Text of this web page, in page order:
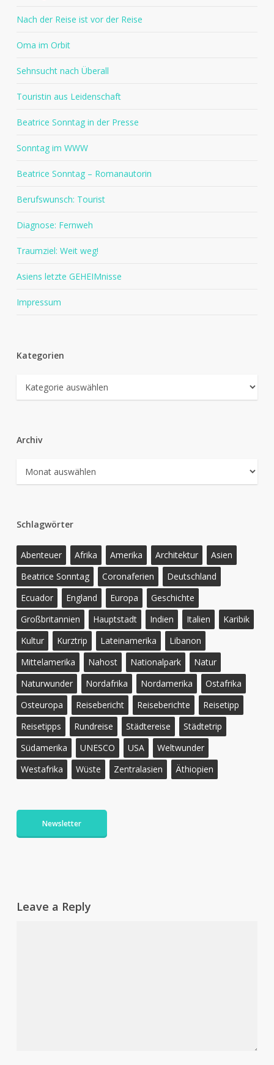
Nach der Reise ist vor der Reise
Oma im Orbit
Sehnsucht nach Überall
Touristin aus Leidenschaft
Beatrice Sonntag in der Presse
Sonntag im WWW
Beatrice Sonntag – Romanautorin
Berufswunsch: Tourist
Diagnose: Fernweh
Traumziel: Weit weg!
Asiens letzte GEHEIMnisse
Impressum
Kategorien
Kategorien
Archiv
Archiv
Schlagwörter
Abenteuer Afrika Amerika Architektur
Asien
Beatrice Sonntag
Coronaferien
Deutschland
Ecuador
England Europa
Geschichte
Großbritannien
Hauptstadt Indien Italien
Karibik
Kultur
Kurztrip Lateinamerika
Libanon
Mittelamerika
Nahost Nationalpark
Natur
Naturwunder
Nordafrika Nordamerika
Ostafrika
Osteuropa
Reisebericht Reiseberichte
Reisetipp
Reisetipps
Rundreise Städtereise
Städtetrip
Südamerika
UNESCO USA
Weltwunder
Westafrika
Wüste Zentralasien Äthiopien
Newsletter
Leave a Reply